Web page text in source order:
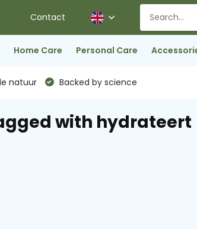
Contact
Home Care Personal Care
natuur Backed by science
with hydrateert